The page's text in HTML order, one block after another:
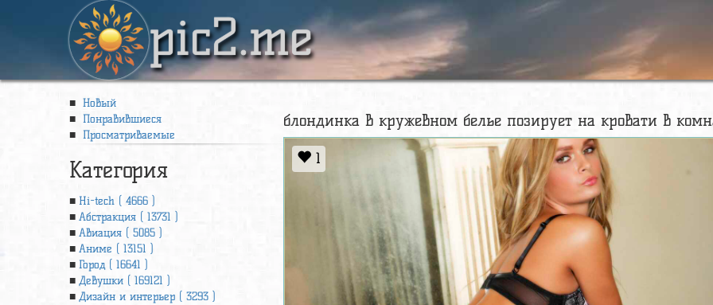
pic2.me
Новый
Понравившиеся
Просматриваемые
Категория
Hi-tech ( 4666 )
Абстракция ( 13731 )
Авиация ( 5085 )
Аниме ( 13151 )
Город ( 16641 )
Девушки ( 169121 )
Дизайн и интерьер ( 3293 )
блондинка в кружевном белье позирует на кровати в
1